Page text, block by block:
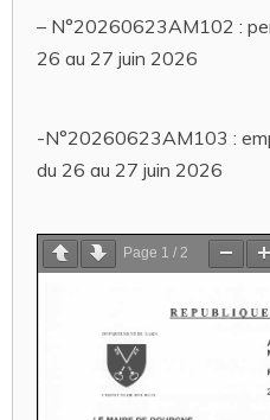
– N°20260623AM102 :
26 au 27 juin 2026
-N°20260623AM103 :
du 26 au 27 juin 2026
Page 1 / 2